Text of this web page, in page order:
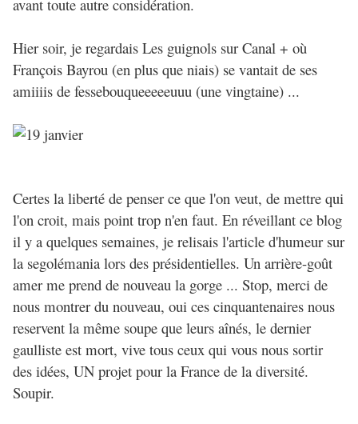
avant toute autre considération.
Hier soir, je regardais Les guignols sur Canal + où
François Bayrou (en plus que niais) se vantait de ses
amiiiis de fessebouqueeeeeuuu (une vingtaine) ...
Certes la liberté de penser ce que l'on veut, de mettre qui
l'on croit, mais point trop n'en faut. En réveillant ce blog
il y a quelques semaines, je relisais l'article d'humeur sur
la segolémania lors des présidentielles. Un arrière-goût
amer me prend de nouveau la gorge ... Stop, merci de
nous montrer du nouveau, oui ces cinquantenaires nous
reservent la même soupe que leurs aînés, le dernier
gaulliste est mort, vive tous ceux qui vous nous sortir
des idées, UN projet pour la France de la diversité.
Soupir.